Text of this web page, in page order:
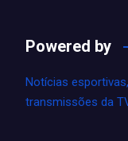
Powered by
Notícias
transmissões da